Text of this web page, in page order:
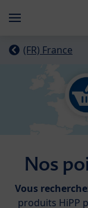
Menü
(FR) France
Nos
Vous
produits HiPP